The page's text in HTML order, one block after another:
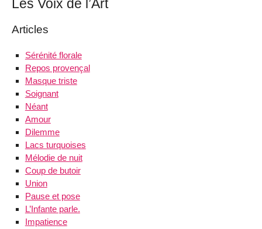
Les Voix de l’Art
Articles
Sérénité florale
Repos provençal
Masque triste
Soignant
Néant
Amour
Dilemme
Lacs turquoises
Mélodie de nuit
Coup de butoir
Union
Pause et pose
L’Infante parle.
Impatience